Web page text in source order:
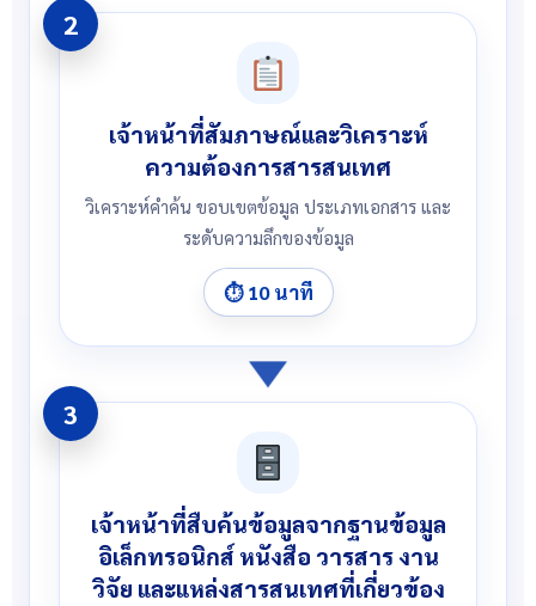
2
เจ้าหน้าที่สัมภาษณ์และวิเคราะห์
ความต้องการสารสนเทศ
วิเคราะห์คำค้น ขอบเขตข้อมูล ประเภทเอกสาร และ
ระดับความลึกของข้อมูล
⏱ 10 นาที
3
เจ้าหน้าที่สืบค้นข้อมูลจากฐานข้อมูล
อิเล็กทรอนิกส์ หนังสือ วารสาร งาน
วิจัย และแหล่งสารสนเทศที่เกี่ยวข้อง